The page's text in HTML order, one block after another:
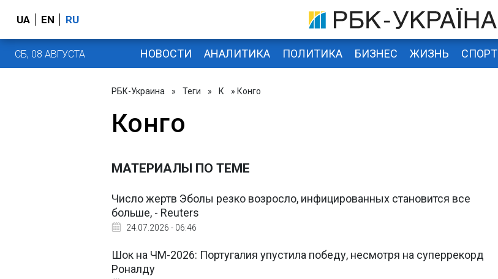
UA EN RU
СБ, 08 АВГУСТА НОВОСТИ АНАЛИТИКА ПОЛИТИКА БИЗНЕС ЖИЗНЬ СПОРТ
РБК-Украина » Теги » К » Конго
Конго
МАТЕРИАЛЫ ПО ТЕМЕ
Число жертв Эболы резко возросло, инфицированных становится все
больше, - Reuters
24.07.2026 - 06:46
Шок на ЧМ-2026: Португалия упустила победу, несмотря на суперрекорд
Роналду